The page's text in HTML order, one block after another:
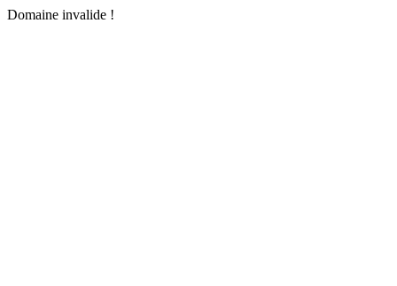
Domaine invalide !